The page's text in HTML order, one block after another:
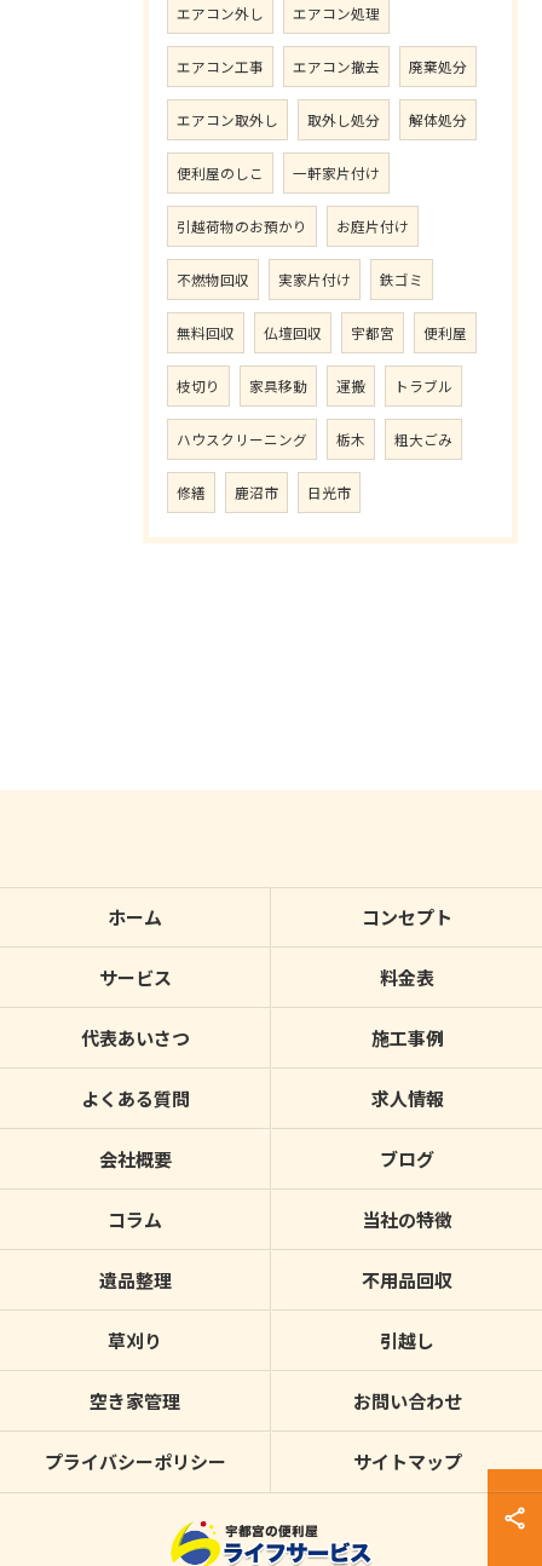
エアコン外し エアコン処理
エアコン工事 エアコン撤去 廃棄処分
エアコン取外し 取外し処分 解体処分
便利屋のしこ 一軒家片付け
引越荷物のお預かり お庭片付け
不燃物回収 実家片付け 鉄ゴミ
無料回収 仏壇回収 宇都宮 便利屋
枝切り 家具移動 運搬 トラブル
ハウスクリーニング 栃木 粗大ごみ
修繕 鹿沼市 日光市
ホーム コンセプト
サービス 料金表
代表あいさつ 施工事例
よくある質問 求人情報
会社概要 ブログ
コラム 当社の特徴
遺品整理 不用品回収
草刈り 引越し
空き家管理 お問い合わせ
プライバシーポリシー サイトマップ